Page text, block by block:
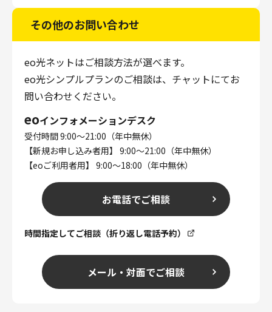
その他のお問い合わせ
eo光ネットはご相談方法が選べます。
eo光シンプルプランのご相談は、チャットにてお
問い合わせください。
eoインフォメーションデスク
受付時間 9:00～21:00（年中無休）
【新規お申し込み者用】 9:00～21:00（年中無休）
【eoご利用者用】 9:00～18:00（年中無休）
お電話でご相談
時間指定してご相談（折り返し電話予約）
メール・対面でご相談